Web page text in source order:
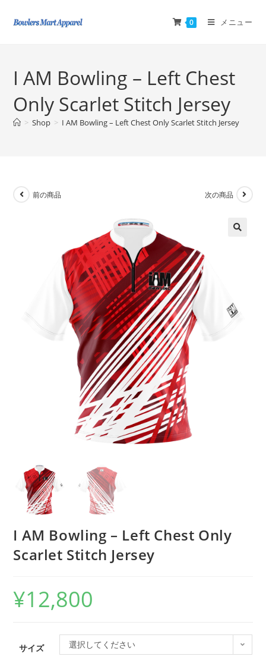
0 メニュー
I AM Bowling – Left Chest
Only Scarlet Stitch Jersey
> Shop > I AM Bowling – Left Chest Only Scarlet Stitch Jersey
前の商品 次の商品
I AM Bowling – Left Chest Only
Scarlet Stitch Jersey
¥12,800
サイズ 選択してください